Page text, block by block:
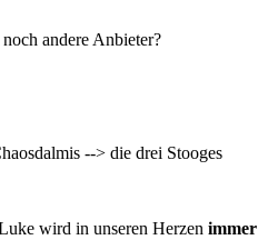
andere Anbieter?
--> die drei Stooges
wird in unseren Herzen immer